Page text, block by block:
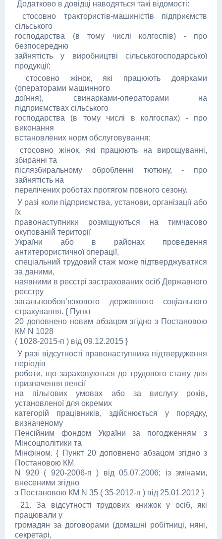
Додатково в довідці наводяться такі відомості:
стосовно трактористів-машиністів підприємств
сільського
господарства (в тому числі колгоспів) - про
безпосередню
зайнятість у виробництві сільськогосподарської
продукції;
стосовно жінок, які працюють доярками
(операторами машинного
доїння), свинарками-операторами на
підприємствах сільського
господарства (в тому числі в колгоспах) - про
виконання
встановлених норм обслуговування;
стосовно жінок, які працюють на вирощуванні,
збиранні та
післязбиральному обробленні тютюну, - про
зайнятість на
перелічених роботах протягом повного сезону.
У разі коли підприємства, установи, організації або
їх
правонаступники розміщуються на тимчасово
окупованій території
України або в районах проведення
антитерористичної операції,
спеціальний трудовий стаж може підтверджуватися
за даними,
наявними в реєстрі застрахованих осіб Державного
реєстру
загальнообов’язкового державного соціального
страхування. { Пункт
20 доповнено новим абзацом згідно з Постановою
КМ N 1028
( 1028-2015-п ) від 09.12.2015 }
У разі відсутності правонаступника підтвердження
періодів
роботи, що зараховуються до трудового стажу для
призначення пенсії
на пільгових умовах або за вислугу років,
установленої для окремих
категорій працівників, здійснюється у порядку,
визначеному
Пенсійним фондом України за погодженням з
Мінсоцполітики та
Мінфіном. { Пункт 20 доповнено абзацом згідно з
Постановою КМ
N 920 ( 920-2006-п ) від 05.07.2006; із змінами,
внесеними згідно
з Постановою КМ N 35 ( 35-2012-п ) від 25.01.2012 }
21. За відсутності трудових книжок у осіб, які
працювали у
громадян за договорами (домашні робітниці, няні,
секретарі,